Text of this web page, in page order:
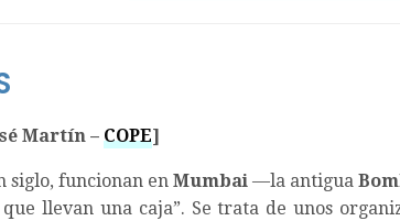
Martín – COPE]
siglo, funcionan en Mumbai —la antigua
que llevan una caja”. Se trata de unos